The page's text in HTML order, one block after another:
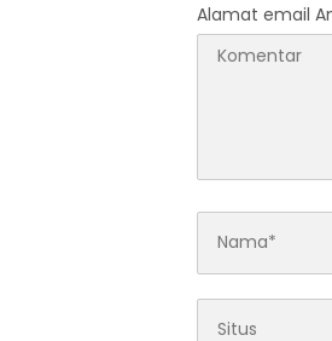
Alamat email